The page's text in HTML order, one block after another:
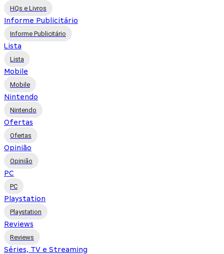
HQs e Livros
Informe Publicitário
Informe Publicitário
Lista
Lista
Mobile
Mobile
Nintendo
Nintendo
Ofertas
Ofertas
Opinião
Opinião
PC
PC
Playstation
Playstation
Reviews
Reviews
Séries, TV e Streaming